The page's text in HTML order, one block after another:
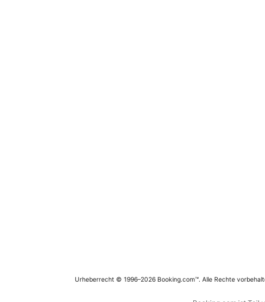
Urheberrecht © 1996–2026 Booking.com™. Alle Rechte